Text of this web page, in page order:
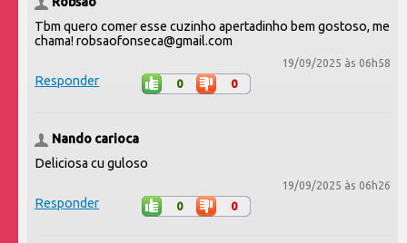
Tbm quero comer esse cuzinho apertadinho bem gostoso, me
chama! robsaofonseca@gmail.com
19/09/2025 às 06h58
Responder 0 0
Nando carioca
Deliciosa cu guloso
19/09/2025 às 06h26
Responder 0 0